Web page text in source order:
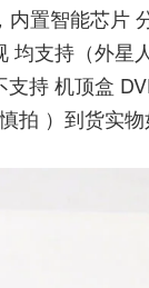
置智能芯片
支持（外星
持 机顶盒
拍 ）到货实